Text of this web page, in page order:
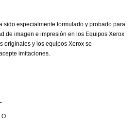
sido especialmente formulado y probado para
de imagen e impresión en los Equipos Xerox
originales y los equipos Xerox se
imitaciones.